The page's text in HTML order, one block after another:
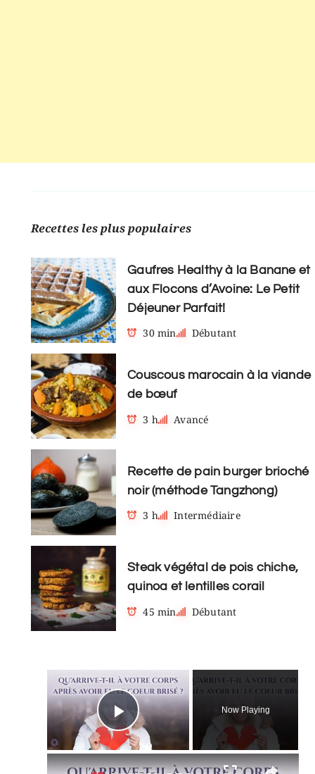
Recettes les plus populaires
Gaufres Healthy à la Banane et
aux Flocons d’Avoine: Le Petit
Déjeuner Parfait!
30 min
Débutant
Couscous marocain à la viande
de bœuf
3 h
Avancé
Recette de pain burger brioché
noir (méthode Tangzhong)
3 h
Intermédiaire
Steak végétal de pois chiche,
quinoa et lentilles corail
45 min
Débutant
Play Video
Now Playing
×